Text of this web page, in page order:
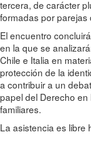
tercera, de carácter
formadas por parejas
El encuentro
en la que se
Chile e Italia en
protección de la
a contribuir a un
papel del Derecho
familiares.
La asistencia es libre